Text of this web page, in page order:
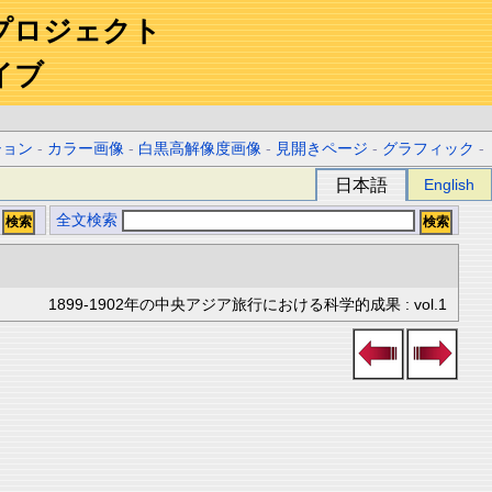
ロジェクト
ブ
ン - カラー画像 - 白黒高解像度画像 - 見開きページ - グラフィック -
日本語 English
全文検索
1899-1902年の中央アジア旅行における科学的成果 : vol.1